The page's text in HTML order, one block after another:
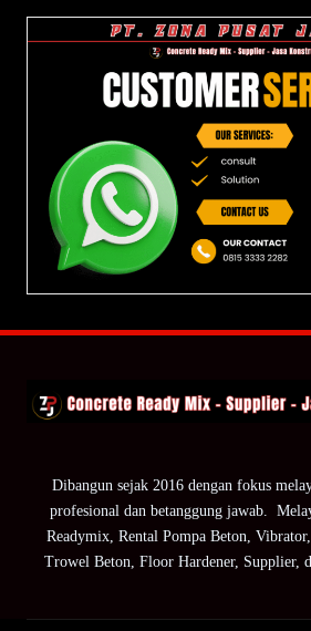
Dibangun sejak 2016 dengan fokus
profesional dan betanggung jawab.
Readymix, Rental Pompa Beton, Vibrator,
Trowel Beton, Floor Hardener, Supplier,